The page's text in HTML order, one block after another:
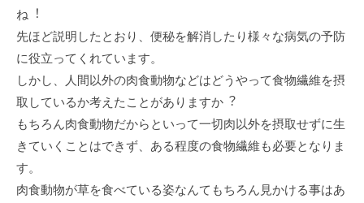
ね︕
先ほど説明したとおり、便秘を解消したり様々な病気の予防
に役⽴ってくれています。
しかし、⼈間以外の⾁⾷動物などはどうやって⾷物繊維を摂
取しているか考えたことがありますか︖
もちろん⾁⾷動物だからといって⼀切⾁以外を摂取せずに⽣
きていくことはできず、ある程度の⾷物繊維も必要となりま
す。
⾁⾷動物が草を⾷べている姿なんてもちろん⾒かける事はあ